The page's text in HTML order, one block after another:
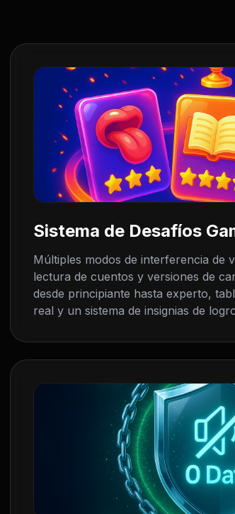
Sistema de Desafíos
Múltiples modos de interferencia de
lectura de cuentos y versiones de
desde principiante hasta experto,
real y un sistema de insignias de